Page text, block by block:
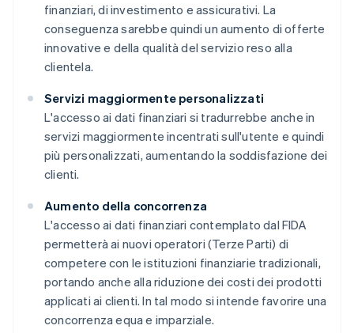
finanziari, di investimento e assicurativi. La
conseguenza sarebbe quindi un aumento di offerte
innovative e della qualità del servizio reso alla
clientela.
Servizi maggiormente personalizzati
L'accesso ai dati finanziari si tradurrebbe anche in
servizi maggiormente incentrati sull'utente e quindi
più personalizzati, aumentando la soddisfazione dei
clienti.
Aumento della concorrenza
L'accesso ai dati finanziari contemplato dal FIDA
permetterà ai nuovi operatori (Terze Parti) di
competere con le istituzioni finanziarie tradizionali,
portando anche alla riduzione dei costi dei prodotti
applicati ai clienti. In tal modo si intende favorire una
concorrenza equa e imparziale.